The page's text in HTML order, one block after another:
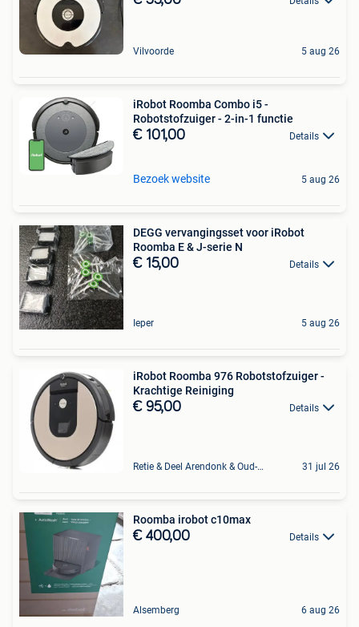
Vilvoorde 5 aug 26
iRobot Roomba Combo i5 -
Robotstofzuiger - 2-in-1 functie
€ 101,00 Details
Bezoek website 5 aug 26
DEGG vervangingsset voor iRobot
Roomba E & J-serie N
€ 15,00 Details
Ieper 5 aug 26
iRobot Roomba 976 Robotstofzuiger -
Krachtige Reiniging
€ 95,00 Details
Retie & Deel Arendonk & Oud-Turnhout 31 jul 26
Roomba irobot c10max
€ 400,00 Details
Alsemberg 6 aug 26